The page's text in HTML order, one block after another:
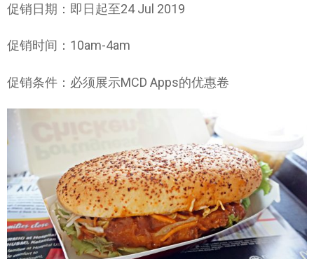
促销日期：即日起至24 Jul 2019
促销时间：10am-4am
促销条件：必须展示MCD Apps的优惠卷